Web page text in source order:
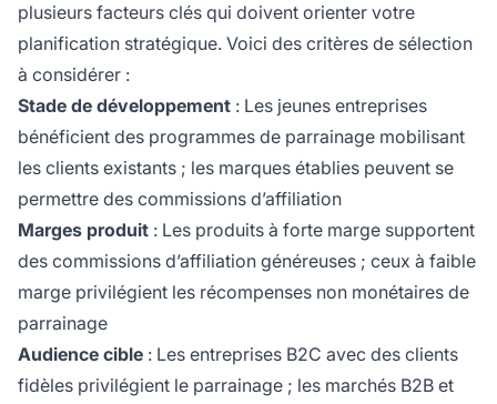
plusieurs facteurs clés qui doivent orienter votre
planification stratégique. Voici des critères de sélection
à considérer :
Stade de développement : Les jeunes entreprises
bénéficient des programmes de parrainage mobilisant
les clients existants ; les marques établies peuvent se
permettre des commissions d’affiliation
Marges produit : Les produits à forte marge supportent
des commissions d’affiliation généreuses ; ceux à faible
marge privilégient les récompenses non monétaires de
parrainage
Audience cible : Les entreprises B2C avec des clients
fidèles privilégient le parrainage ; les marchés B2B et